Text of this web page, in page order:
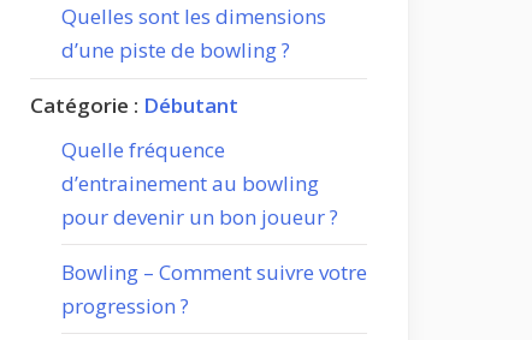
Quelles sont les dimensions
d’une piste de bowling ?
Catégorie : Débutant
Quelle fréquence
d’entrainement au bowling
pour devenir un bon joueur ?
Bowling – Comment suivre votre
progression ?